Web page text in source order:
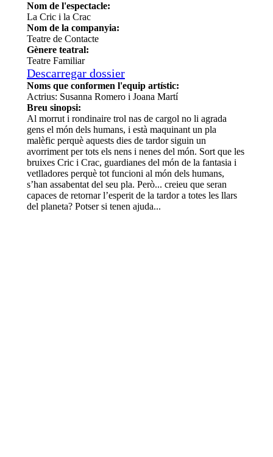
Nom de l'espectacle:
La Cric i la Crac
Nom de la companyia:
Teatre de Contacte
Gènere teatral:
Teatre Familiar
Descarregar dossier
Noms que conformen l'equip artístic:
Actrius: Susanna Romero i Joana Martí
Breu sinopsi:
Al morrut i rondinaire trol nas de cargol no li agrada
gens el món dels humans, i està maquinant un pla
malèfic perquè aquests dies de tardor siguin un
avorriment per tots els nens i nenes del món. Sort que les
bruixes Cric i Crac, guardianes del món de la fantasia i
vetlladores perquè tot funcioni al món dels humans,
s’han assabentat del seu pla. Però... creieu que seran
capaces de retornar l’esperit de la tardor a totes les llars
del planeta? Potser si tenen ajuda...